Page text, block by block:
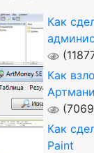
Как
Как
Артмани
Как
Paint